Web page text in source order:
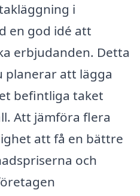
i
en god idé att
erbjudanden. Detta
planerar att lägga
befintliga taket
Att jämföra flera
att få en bättre
och